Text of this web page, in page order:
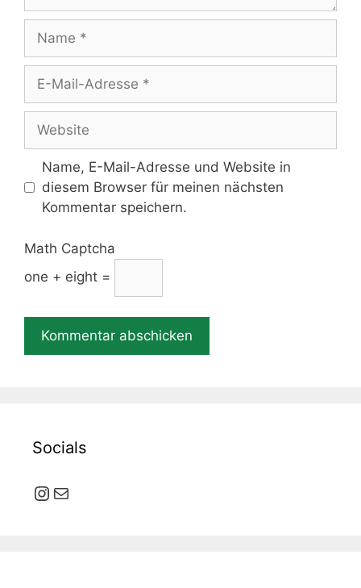
Name
Adresse
Website
Name, E-Mail-Adresse und Website in
diesem Browser für meinen nächsten
Kommentar speichern.
Math Captcha
one + eight =
Socials
Instagram
E-Mail